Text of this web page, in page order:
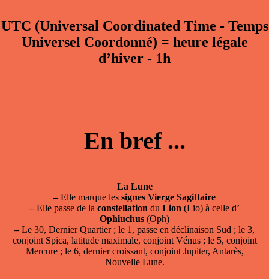
UTC (Universal Coordinated Time - Temps
Universel Coordonné) = heure légale
d’hiver - 1h
En bref ...
La Lune
–Elle marque les signes Vierge Sagittaire
–Elle passe de la constellation du Lion (Lio) à celle d’
Ophiuchus (Oph)
–Le 30, Dernier Quartier ; le 1, passe en déclinaison Sud ; le 3,
conjoint Spica, latitude maximale, conjoint Vénus ; le 5, conjoint
Mercure ; le 6, dernier croissant, conjoint Jupiter, Antarès,
Nouvelle Lune.